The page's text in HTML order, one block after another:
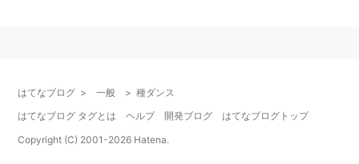
はてなブログ > 一般 > 種ダンス
はてなブログ タグとは
ヘルプ 開発ブログ
はてなブログトップ
Copyright (C) 2001-2026 Hatena.